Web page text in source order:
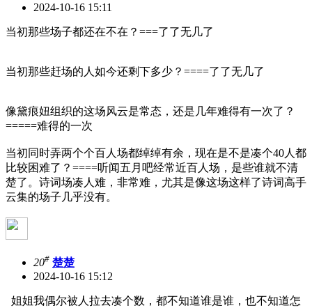
2024-10-16 15:11
当初那些场子都还在不在？===了了无几了
当初那些赶场的人如今还剩下多少？====了了无几了
像黛痕妞组织的这场风云是常态，还是几年难得有一次了？
=====难得的一次
当初同时弄两个个百人场都绰绰有余，现在是不是凑个40人都
比较困难了？====听闻五月吧经常近百人场，是些谁就不清
楚了。诗词场凑人难，非常难，尤其是像这场这样了诗词高手
云集的场子几乎没有。
20# 楚楚
2024-10-16 15:12
姐姐我偶尔被人拉去凑个数，都不知道谁是谁，也不知道怎